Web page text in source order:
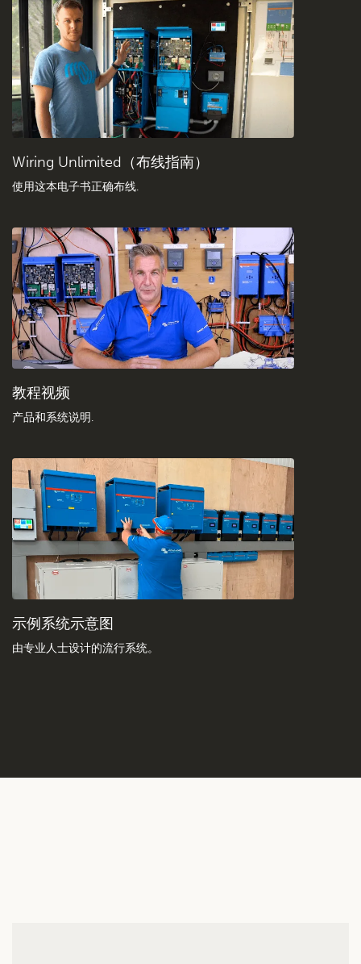
检查社区知识库
一般下载和文档
Wiring Unlimited（布线指南）
使用这本电子书正确布线.
教程视频
产品和系统说明.
示例系统示意图
由专业人士设计的流行系统。